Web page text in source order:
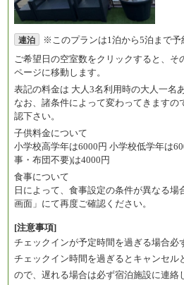
連泊
※このプランは1泊から5泊まで予
ご希望日の空室数をクリックすると、
ページに移動します。
表記の料金は 大人3名利用時の大人一名
なお、諸条件によって変わってきます
認下さい。
子供料金について
小学校高学年は6000円 小学校低学年は
事・布団不要)は4000円
食事について
日によって、食事設定の条件が異なる
画面」にて再度ご確認ください。
[注意事項]
チェックインが予定時間を過ぎる場合必
チェックイン時間を過ぎるとキャンセル
ので、遅れる場合は必ず宿泊施設に連絡